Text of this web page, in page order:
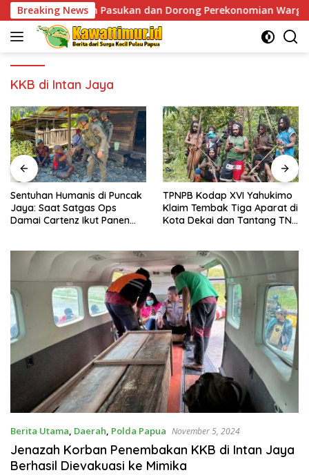
Skip
to
content
Breaking News
Pasukan dan Dorong Perekonomian Warga
KKB di Intan Jaya
Sentuhan Humanis di Puncak
Jaya: Saat Satgas Ops
Damai Cartenz Ikut Panen
TPNPB Kodap XVI Yahukimo
Klaim Tembak Tiga Aparat di
Kota Dekai dan Tantang TNI-
Berita Utama, Daerah, Polda Papua November 5, 2024
Jenazah Korban Penembakan KKB di Intan Jaya
Berhasil Dievakuasi ke Mimika